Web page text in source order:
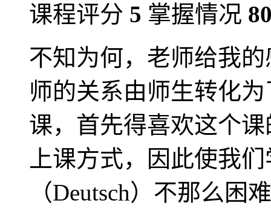
课程评分 5 掌握情况
不知为何，老师给我
师的关系由师生转化
课，首先得喜欢这个
上课方式，因此使我
（Deutsch）不那么